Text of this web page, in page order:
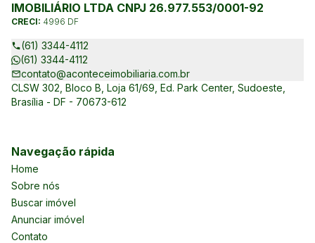
IMOBILIÁRIO LTDA CNPJ 26.977.553/0001-92
CRECI: 4996 DF
(61) 3344-4112
(61) 3344-4112
contato@aconteceimobiliaria.com.br
CLSW 302, Bloco B, Loja 61/69, Ed. Park Center, Sudoeste,
Brasília - DF - 70673-612
Navegação rápida
Home
Sobre nós
Buscar imóvel
Anunciar imóvel
Contato